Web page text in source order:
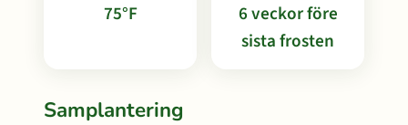
75°F
6 veckor före
sista frosten
Samplantering